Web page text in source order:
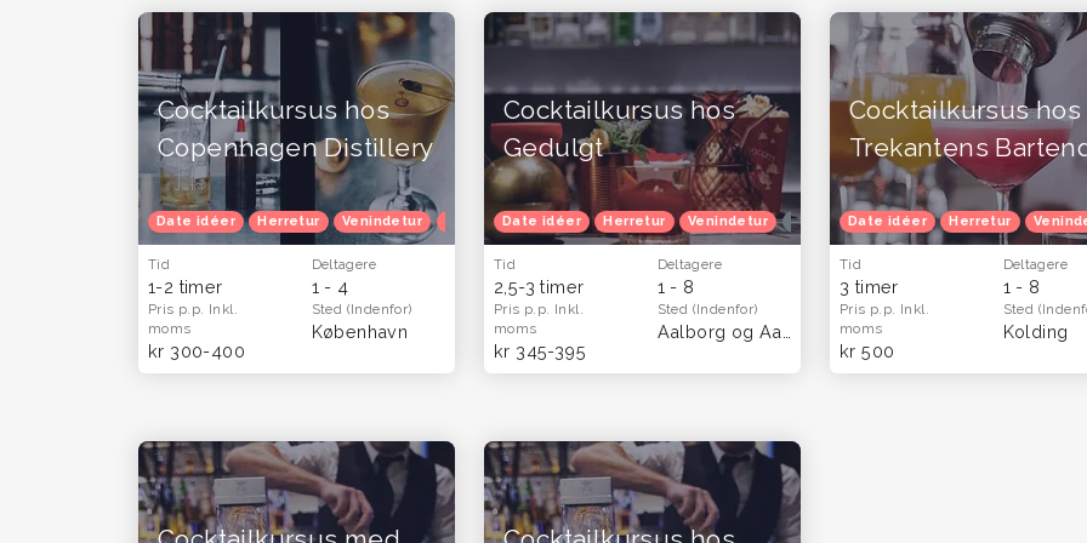
Cocktailkursus hos
Copenhagen Distillery
Date idéer Herretur Venindetur Efterårferie Oplevelsesgavekort Oplevelsesgaver til hende Oplevelsesgaver
Tid
1-2 timer
Deltagere
1 - 4
Pris p.p. Inkl.
moms
kr 300-400
Sted (Indenfor)
København
Cocktailkursus hos
Gedulgt
Date idéer Herretur Venindetur Oplevelsesgavekort Oplevelsesgaver
Tid
2,5-3 timer
Deltagere
1 - 8
Pris p.p. Inkl.
moms
kr 345-395
Sted (Indenfor)
Cocktailkursus hos
Trekantens
Date idéer Herretur
Tid
3 timer
Deltagere
1 - 8
Pris p.p. Inkl.
moms
kr 500
Sted
Kolding